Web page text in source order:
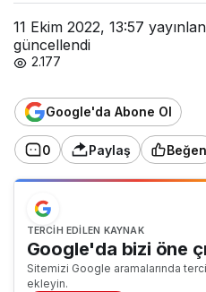
11 Ekim 2022, 13:57
güncellendi
2.177
Google'da Abone Ol
0 Paylaş Beğen
TERCIH EDILEN KAYNAK
Google'da bizi öne
Sitemizi Google aramalarında
ekleyin.